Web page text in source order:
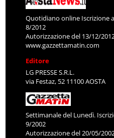
Quotidiano online Iscrizione
8/2012
Autorizzazione del 13/12/
www.gazzettamatin.com
Editore
LG PRESSE S.R.L.
via Festaz, 52 11100 AOSTA
Settimanale del Lunedì.
9/2002
Autorizzazione del 20/05/